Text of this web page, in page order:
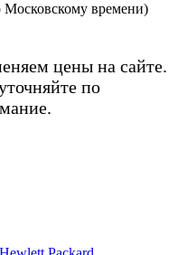
Московскому времени)
цены на сайте.
по